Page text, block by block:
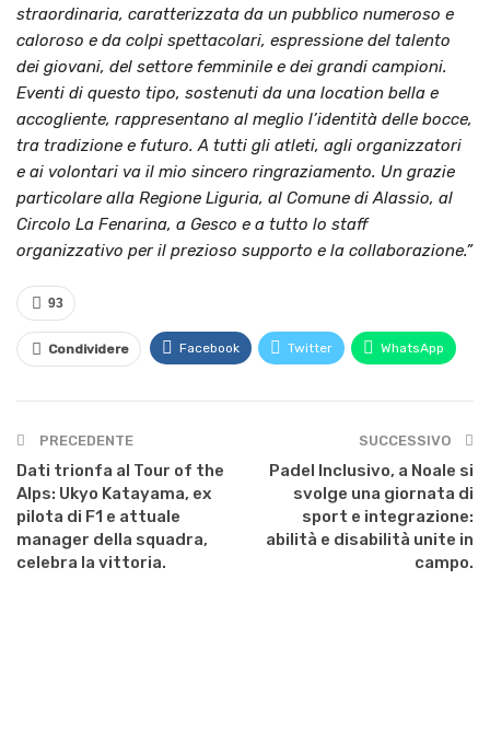
straordinaria, caratterizzata da un pubblico numeroso e
caloroso e da colpi spettacolari, espressione del talento
dei giovani, del settore femminile e dei grandi campioni.
Eventi di questo tipo, sostenuti da una location bella e
accogliente, rappresentano al meglio l’identità delle bocce,
tra tradizione e futuro. A tutti gli atleti, agli organizzatori
e ai volontari va il mio sincero ringraziamento. Un grazie
particolare alla Regione Liguria, al Comune di Alassio, al
Circolo La Fenarina, a Gesco e a tutto lo staff
organizzativo per il prezioso supporto e la collaborazione.”
93
Condividere Facebook Twitter WhatsApp
PRECEDENTE
Dati trionfa al Tour of the
Alps: Ukyo Katayama, ex
pilota di F1 e attuale
manager della squadra,
celebra la vittoria.
SUCCESSIVO
Padel Inclusivo, a Noale si
svolge una giornata di
sport e integrazione:
abilità e disabilità unite in
campo.